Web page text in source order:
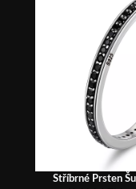
Stříbrné Prsten